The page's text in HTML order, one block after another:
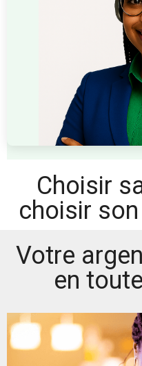
Choisir
choisir
Votre
en